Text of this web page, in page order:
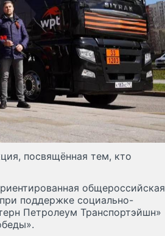
посвящённая тем, кто
общероссийская
поддержке социально-
Петролеум Транспортэйшн»